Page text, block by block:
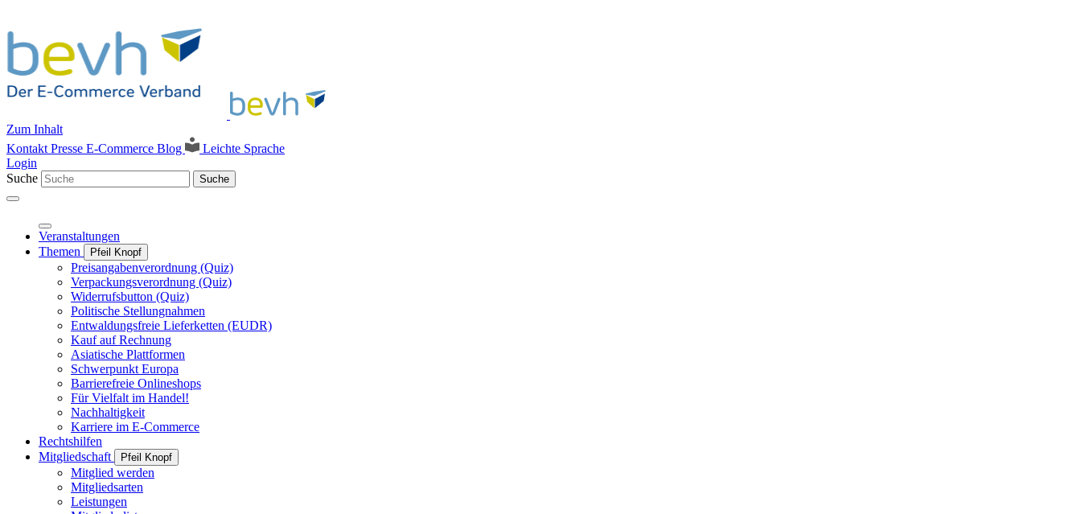
Zum Inhalt
Kontakt Presse E-Commerce Blog
Leichte Sprache
Login
Suche
Suche
Veranstaltungen
Themen
Pfeil Knopf
Preisangabenverordnung (Quiz)
Verpackungsverordnung (Quiz)
Widerrufsbutton (Quiz)
Politische Stellungnahmen
Entwaldungsfreie Lieferketten (EUDR)
Kauf auf Rechnung
Asiatische Plattformen
Schwerpunkt Europa
Barrierefreie Onlineshops
Für Vielfalt im Handel!
Nachhaltigkeit
Karriere im E-Commerce
Rechtshilfen
Mitgliedschaft
Pfeil Knopf
Mitglied werden
Mitgliedsarten
Leistungen